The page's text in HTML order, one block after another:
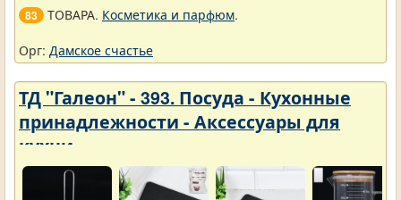
83 ТОВАРА. Косметика и парфюм.
Орг: Дамское счастье
ТД "Галеон" - 393. Посуда - Кухонные
принадлежности - Аксессуары для
кухни